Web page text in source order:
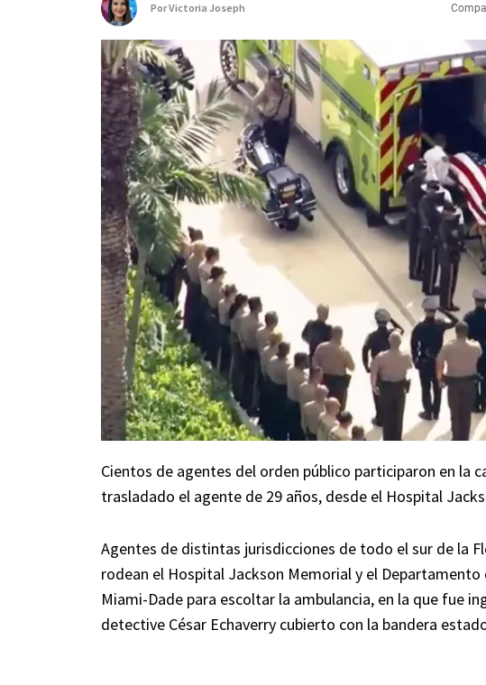
PorVictoria Joseph
Cientos de agentes del orden público participaron en la
trasladado el agente de 29 años, desde el Hospital
Agentes de distintas jurisdicciones de todo el sur de la
rodean el Hospital Jackson Memorial y el
Miami-Dade para escoltar la ambulancia, en la que fue
detective César Echaverry cubierto con la bandera